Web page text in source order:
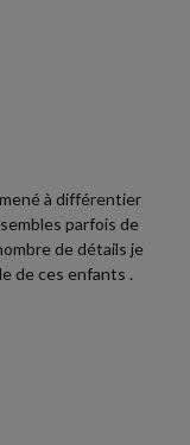
à différentier
parfois de
de détails je
de ces enfants .